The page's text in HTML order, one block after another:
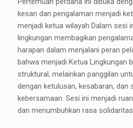
kesan dan pengalaman menjadi
menjadi ketua wilayah Dalam sesi
lingkungan membagikan
harapan dalam menjalani peran
bahwa menjadi Ketua Lingkungan
struktural, melainkan panggilan
dengan ketulusan, kesabaran, dan
kebersamaan. Sesi ini menjadi
dan menumbuhkan rasa